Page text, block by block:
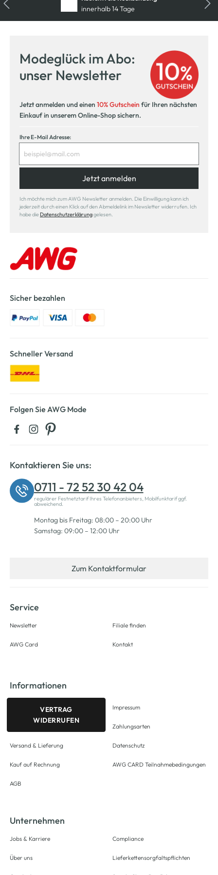
innerhalb 14 Tage
Modeglück im Abo:
unser Newsletter
Jetzt anmelden und einen 10% Gutschein für Ihren nächsten
Einkauf in unserem Online-Shop sichern.
Ihre E-Mail Adresse:
Jetzt anmelden
Ich möchte mich zum AWG Newsletter anmelden. Die Einwilligung kann ich
jederzeit durch einen Klick auf den Abmeldelink im Newsletter widerrufen. Ich
habe die Datenschutzerklärunggelesen.
Sicher bezahlen
Schneller Versand
Folgen Sie AWG Mode
Kontaktieren Sie uns:
0711 - 72 52 30 42 04
regulärer Festnetztarif Ihres Telefonanbieters, Mobilfunktarif ggf.
abweichend.
Montag bis Freitag: 08:00 – 20:00 Uhr
Samstag: 09:00 – 12:00 Uhr
Zum Kontaktformular
Service
Newsletter
AWG Card
Filiale finden
Kontakt
Informationen
VERTRAG
WIDERRUFEN
Versand & Lieferung
Kauf auf Rechnung
AGB
Impressum
Zahlungsarten
Datenschutz
AWG CARD Teilnahmebedingungen
Unternehmen
Jobs & Karriere
Über uns
Compliance
Lieferkettensorgfaltspflichten